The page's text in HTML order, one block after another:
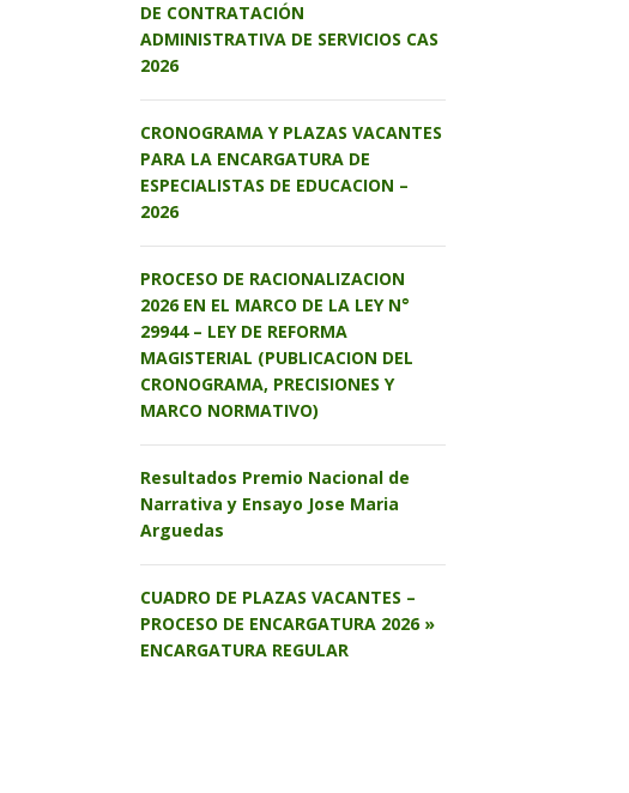
DE CONTRATACIÓN
ADMINISTRATIVA DE SERVICIOS CAS
2026
CRONOGRAMA Y PLAZAS VACANTES
PARA LA ENCARGATURA DE
ESPECIALISTAS DE EDUCACION –
2026
PROCESO DE RACIONALIZACION
2026 EN EL MARCO DE LA LEY N°
29944 – LEY DE REFORMA
MAGISTERIAL (PUBLICACION DEL
CRONOGRAMA, PRECISIONES Y
MARCO NORMATIVO)
Resultados Premio Nacional de
Narrativa y Ensayo Jose Maria
Arguedas
CUADRO DE PLAZAS VACANTES –
PROCESO DE ENCARGATURA 2026 »
ENCARGATURA REGULAR